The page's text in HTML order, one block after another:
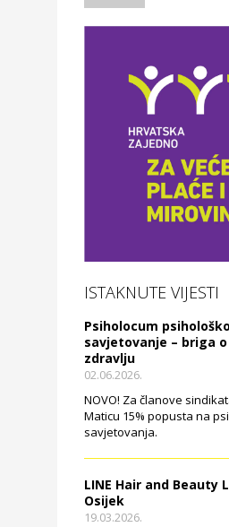
ISTAKNUTE VIJESTI
Psiholocum psihološko
savjetovanje – briga
zdravlju
02.06.2026.
NOVO! Za članove
Maticu 15% popusta na
savjetovanja.
LINE Hair and Beauty
Osijek
19.03.2026.